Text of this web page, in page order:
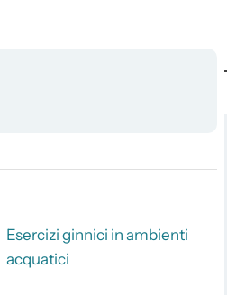
Esercizi ginnici in ambienti
acquatici